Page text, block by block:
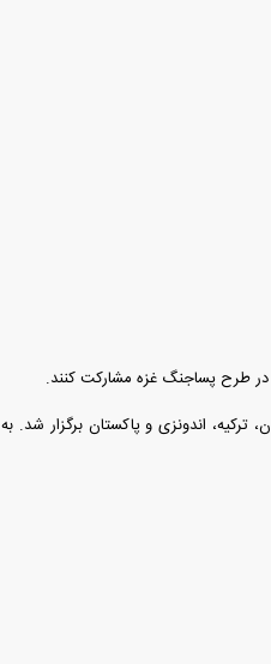
طرح پساجنگ غزه مشارکت کنند.
اندونزی و پاکستان برگزار شد. به